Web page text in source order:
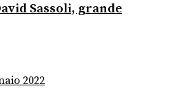
Sassoli, grande
2022